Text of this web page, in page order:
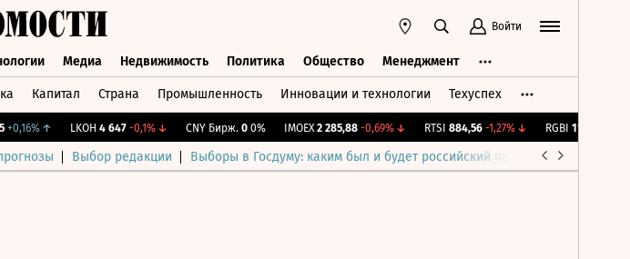
Войти
Медиа Недвижимость Политика Общество Менеджмент
Капитал Страна Промышленность Инновации и технологии Техуспех
+0,16%↑ LKOH 4 647 -0,1%↓ CNY Бирж. 0 0% IMOEX 2 285,88 -0,69%↓ RTSI 884,56 -1,27%↓ RGBI 115,39
Выбор редакции Выборы в Госдуму: каким был и будет российский парламент